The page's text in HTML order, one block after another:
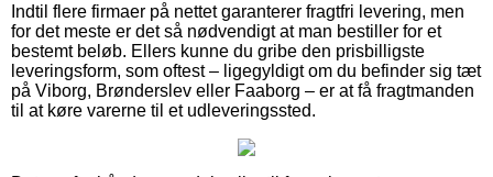
Indtil flere firmaer på nettet garanterer fragtfri levering, men
for det meste er det så nødvendigt at man bestiller for et
bestemt beløb. Ellers kunne du gribe den prisbilligste
leveringsform, som oftest – ligegyldigt om du befinder sig tæt
på Viborg, Brønderslev eller Faaborg – er at få fragtmanden
til at køre varerne til et udleveringssted.